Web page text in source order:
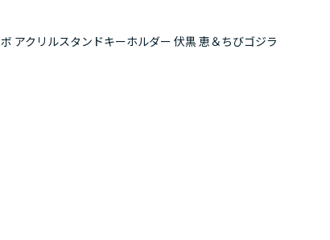
アクリルスタンドキーホルダー 伏黒 恵＆ちびゴジラ